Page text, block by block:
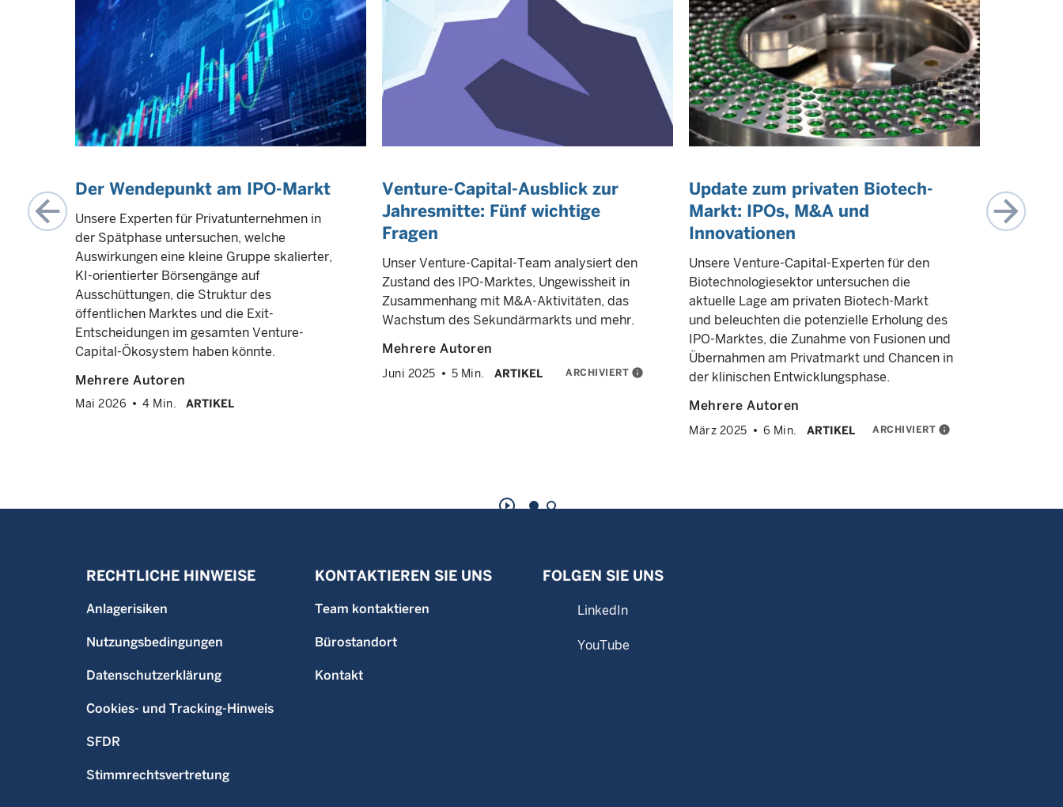
Der Wendepunkt am IPO-Markt
Unsere Experten für Privatunternehmen in
der Spätphase untersuchen, welche
Auswirkungen eine kleine Gruppe skalierter,
KI-orientierter Börsengänge auf
Ausschüttungen, die Struktur des
öffentlichen Marktes und die Exit-
Entscheidungen im gesamten Venture-
Capital-Ökosystem haben könnte.
Mehrere Autoren
Mai 2026 4 Min. ARTIKEL
Venture-Capital-Ausblick zur
Jahresmitte: Fünf wichtige
Fragen
Unser Venture-Capital-Team analysiert den
Zustand des IPO-Marktes, Ungewissheit in
Zusammenhang mit M&A-Aktivitäten, das
Wachstum des Sekundärmarkts und mehr.
Mehrere Autoren
Juni 2025 5 Min. ARTIKEL ARCHIVIERT info
Update zum privaten Biotech-
Markt: IPOs, M&A und
Innovationen
Unsere Venture-Capital-Experten für den
Biotechnologiesektor untersuchen die
aktuelle Lage am privaten Biotech-Markt
und beleuchten die potenzielle Erholung des
IPO-Marktes, die Zunahme von Fusionen und
Übernahmen am Privatmarkt und Chancen in
der klinischen Entwicklungsphase.
Mehrere Autoren
März 2025 6 Min. ARTIKEL ARCHIVIERT info
Kein
auf
play_circle_outline
RECHTLICHE HINWEISE
Anlagerisiken
Nutzungsbedingungen
Datenschutzerklärung
Cookies- und Tracking-Hinweis
SFDR
Stimmrechtsvertretung
KONTAKTIEREN SIE UNS
Team kontaktieren
Bürostandort
Kontakt
FOLGEN SIE UNS
LinkedIn
YouTube